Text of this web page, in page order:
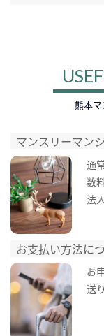
熊本
マンスリーマン
通
数
法
お支払い方法に
お
送